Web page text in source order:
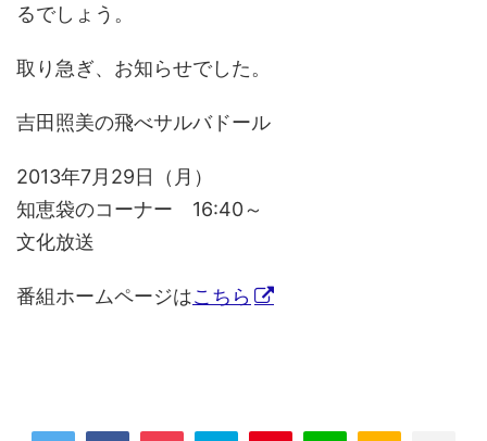
るでしょう。
取り急ぎ、お知らせでした。
吉田照美の飛べサルバドール
2013年7月29日（月）
知恵袋のコーナー 16:40～
文化放送
番組ホームページはこちら